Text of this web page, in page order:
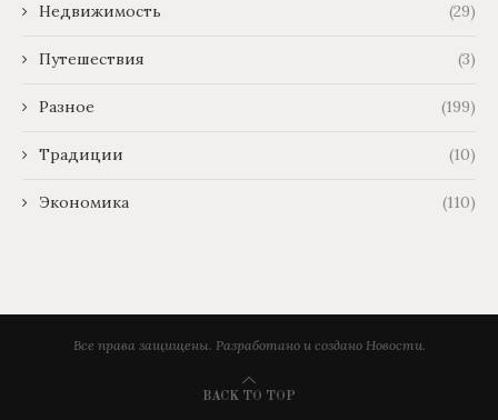
Недвижимость (29)
Путешествия (3)
Разное (199)
Традиции (10)
Экономика (110)
Все права защищены. Разработано и создано Новости.
BACK TO TOP